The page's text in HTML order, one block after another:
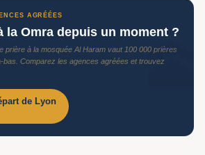
🕋
AGRÉÉES
la Omra depuis un moment ?
bas. Comparez les agences agréées et trouvez
de Lyon